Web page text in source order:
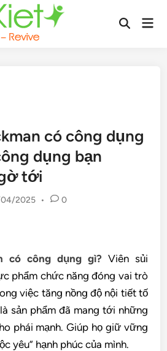
Open
có công dụng
dụng bạn
tới
2025 • 0
có công dụng gì? Viên sủi
phẩm chức năng đóng vai trò
việc tăng nồng độ nội tiết tố
sản phẩm đã mang tới những
phái mạnh. Giúp họ giữ vững
yêu” hạnh phúc của mình.